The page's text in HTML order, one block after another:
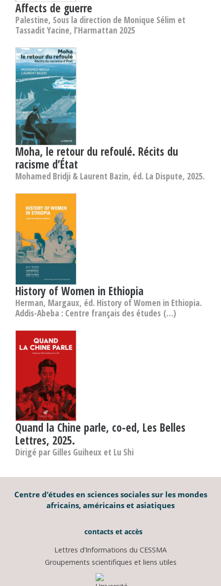
Affects de guerre
Palestine, Sous la direction de Monique Sélim et
Tassadit Yacine, l’Harmattan 2025
Moha, le retour du refoulé. Récits du
racisme d’État
Mohamed Bridji & Laurent Bazin, éd. La Dispute, 2025.
History of Women in Ethiopia
Herman, Margaux, éd. History of Women in Ethiopia.
Addis-Abeba : Centre français des études (…)
Quand la Chine parle, co-ed, Les Belles
Lettres, 2025.
Dirigé par Gilles Guiheux et Lu Shi
Centre d’études en sciences sociales sur les mondes
africains, américains et asiatiques
contacts et accès
Lettres d’Informations du CESSMA
Groupements scientifiques et liens utiles